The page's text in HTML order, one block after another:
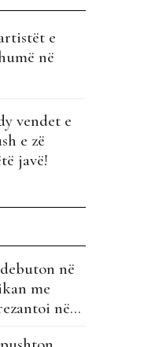
e
në
vendet e
e zë
javë!
në
me
në